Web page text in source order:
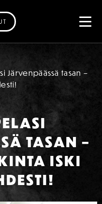
Järvenpäässä tasan –
TASAN –
ISKI